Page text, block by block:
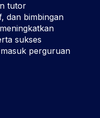
tutor
dan bimbingan
sukses
perguruan